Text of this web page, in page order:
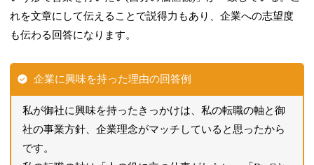
れを文章にして伝えることで説得力もあり、企業への志望度
も伝わる回答になります。
企業に興味を持った理由の回答例
私が御社に興味を持ったきっかけは、私の転職の軸と御
社の事業方針、企業理念がマッチしていると思ったから
です。